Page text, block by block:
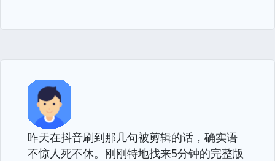
昨天在抖音刷到那几句被剪辑的话，确实语
不惊人死不休。刚刚特地找来5分钟的完整版